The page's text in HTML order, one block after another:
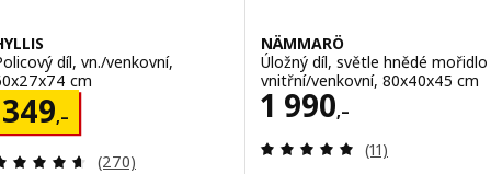
díl, vn./venkovní,
cm
349,–349,–
Recenze: 4.6 z 5 hvězdy. Celkem recenzí:
(270)
NÄMMARÖ
Úložný díl, světle hnědé mořidlo
vnitřní/venkovní, 80x40x45 cm
1 990,–
Cena 1990,–
Recenze: 4.9 z
(11)